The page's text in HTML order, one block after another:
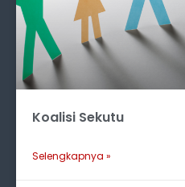
Koalisi Sekutu
Selengkapnya »